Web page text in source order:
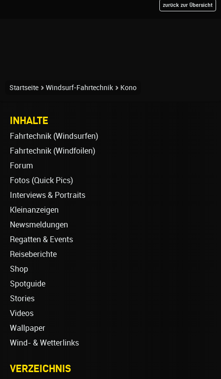
zurück zur Übersicht
Startseite Windsurf-Fahrtechnik Kono
INHALTE
Fahrtechnik (Windsurfen)
Fahrtechnik (Windfoilen)
Forum
Fotos (Quick Pics)
Interviews & Portraits
Kleinanzeigen
Newsmeldungen
Regatten & Events
Reiseberichte
Shop
Spotguide
Stories
Videos
Wallpaper
Wind- & Wetterlinks
VERZEICHNIS